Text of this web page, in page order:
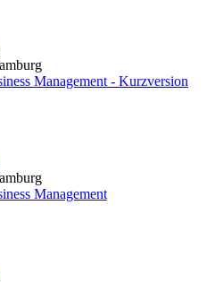
Management - Kurzversion
Management